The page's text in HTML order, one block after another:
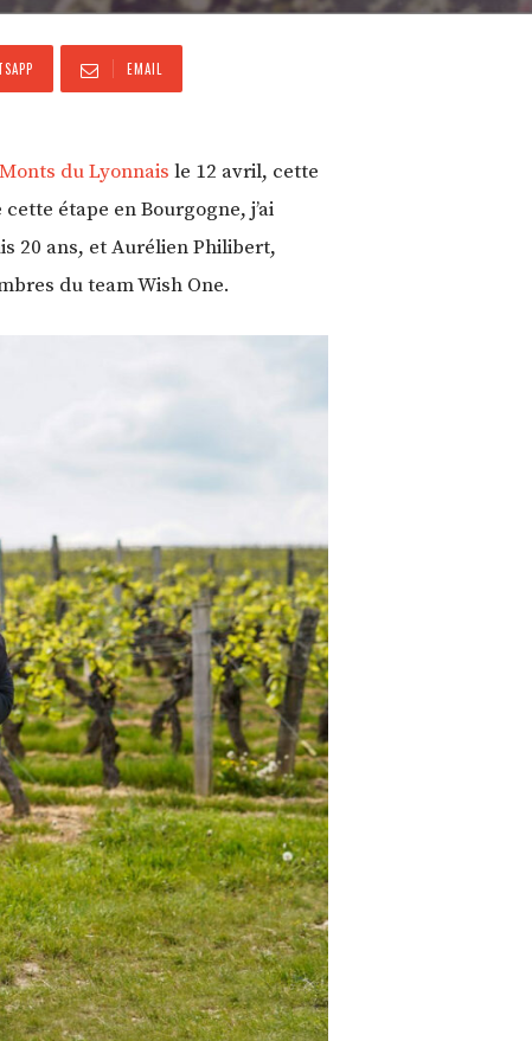
EMAIL
du Lyonnais le 12 avril, cette
étape en Bourgogne, j’ai
20 ans, et Aurélien Philibert,
du team Wish One.